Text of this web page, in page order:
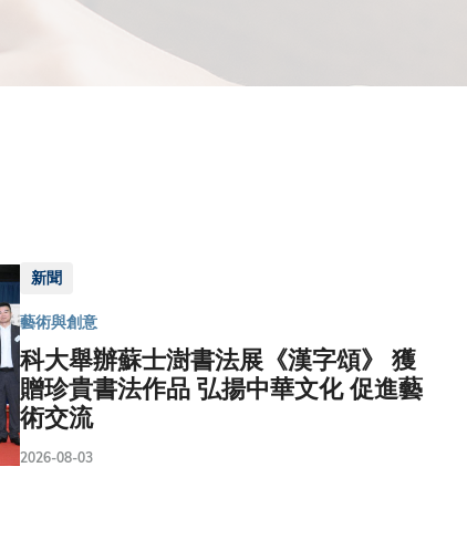
新聞
藝術與創意
科大舉辦蘇士澍書法展《漢字頌》 獲
贈珍貴書法作品 弘揚中華文化 促進藝
術交流
2026-08-03